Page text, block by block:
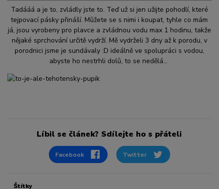
Tadááá a je to, zvládly jste to. Teď už si jen užijte pohodlí, které
tejpovací pásky přináší. Můžete se s nimi i koupat, tyhle co mám
já, jsou vyrobeny pro plavce a zvládnou vodu max 1 hodinu, takže
nějaké sprchování určitě vydrží. Mě vydrželi 3 dny až k porodu, v
porodnici jsme je sundávaly :D ideálně ve spolupráci s vodou,
abyste ho nestrhli dolů, to se nedělá...
Líbil se článek? Sdílejte ho s přáteli
Facebook Twitter
Štítky